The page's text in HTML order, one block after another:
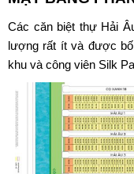
Các căn biệt thự Hải
lượng rất ít và được
khu và công viên Silk